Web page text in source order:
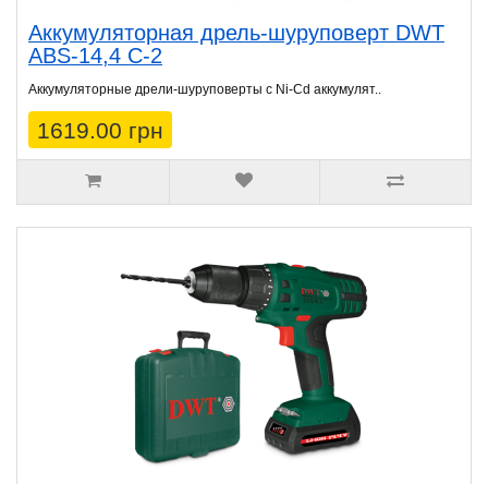
Аккумуляторная дрель-шуруповерт DWT
ABS-14,4 C-2
Аккумуляторные дрели-шуруповерты с Ni-Cd аккумулят..
1619.00 грн